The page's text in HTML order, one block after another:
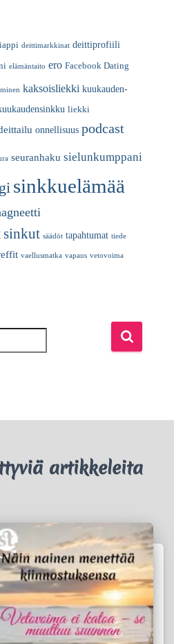
deittimarkkinat deittiprofiili
elämäntaito ero Facebook Dating
kaksoisliekki kuukauden-
liekki
onnellisuus podcast
seuranhaku sielunkumppani
sinkkuelämää
sinkut säädöt tapahtumat tiede
vaellusmatka vapaus vetovoima
artikkeleita